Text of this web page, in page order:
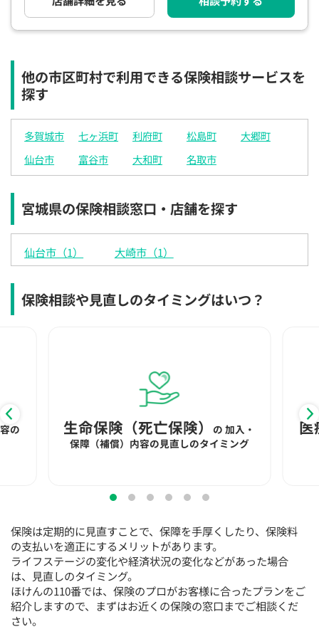
電話で相談予約（オンライン保険相談専用）
0120-987-110
※受付時間外にご予約をいただいた場合は、
他の市区町村で利用できる保険相談サービスを
探す
多賀城市 七ヶ浜町 利府町 松島町
大郷町
仙台市
富谷市 大和町 名取市
宮城県の保険相談窓口・店舗を探す
仙台市（1） 大崎市（1）
保険相談や見直しのタイミングはいつ？
生命保険（死亡保険） の 加入・
保障（補償）内容の見直しのタイミング
医
の
保険は定期的に見直すことで、保障を手厚くしたり、保険料
の支払いを適正にするメリットがあります。
ライフステージの変化や経済状況の変化などがあった場合
は、見直しのタイミング。
ほけんの110番では、保険のプロがお客様に合ったプランをご
紹介しますので、まずはお近くの保険の窓口までご相談くだ
さい。